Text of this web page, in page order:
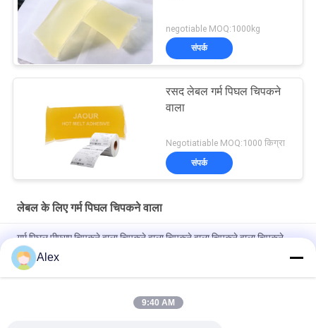
negotiable MOQ:1000kg
संपर्क
रसद लेबल गर्म पिघल चिपकने
वाला
Negotiatiable MOQ:1000 किग्रा
संपर्क
लेबल के लिए गर्म पिघल चिपकने वाला
गर्म पिघल पीएसए चिपकने वाला चिपकने वाला चिपकने वाला चिपकने वाला चिपकने
वाला
गर्म पिघल चिपकने वाला ग्लास बोतल के लिए लेबलिंग ग्लास बोतल लेबल
लेबल के लिए कम गंध एचएमपीएसए गर्म पिघल दबाव संवेदनशील चिपकने वाला
Alex
9:40 AM